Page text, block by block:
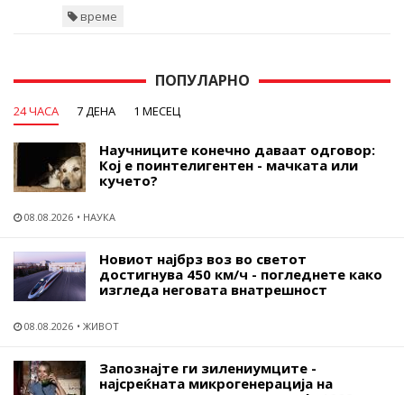
време
ПОПУЛАРНО
24 ЧАСА 7 ДЕНА 1 МЕСЕЦ
Научниците конечно даваат одговор:
Кој е поинтелигентен - мачката или
кучето?
08.08.2026 НАУКА
Новиот најбрз воз во светот
достигнува 450 км/ч - погледнете како
изгледа неговата внатрешност
08.08.2026 ЖИВОТ
Запознајте ги зилениумците -
најсреќната микрогенерација на